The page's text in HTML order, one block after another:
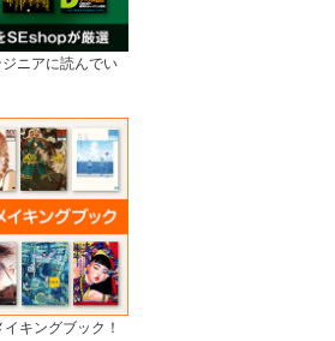
ニアに読んでい
キングブック！